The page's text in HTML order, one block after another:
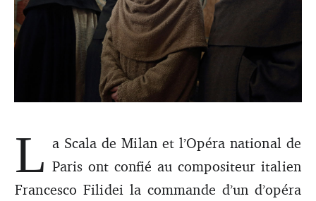
Déjà adapté de multiples fois, le roman de l’Italien
Umberto Eco deviendra un opéra en 2025. Une
production conjointe de la Scala de Milan et l’Opéra de
Paris.
L a Scala de Milan et l’Opéra national de
Paris ont confié au compositeur italien
Francesco Filidei la commande d’un d’opéra